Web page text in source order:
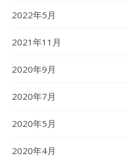
2022年5月
2021年11月
2020年9月
2020年7月
2020年5月
2020年4月